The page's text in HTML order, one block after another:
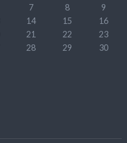
7 8
9
14 15
16
21 22
23
28 29
30